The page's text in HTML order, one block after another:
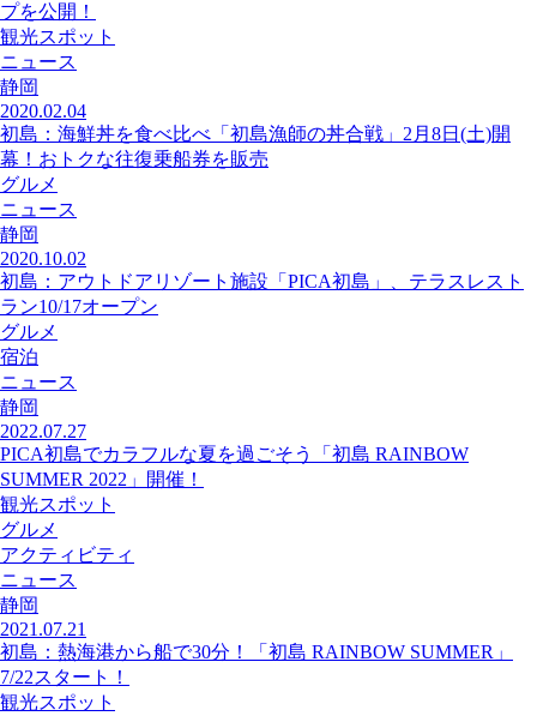
プを公開！
観光スポット
ニュース
静岡
2020.02.04
初島：海鮮丼を食べ比べ「初島漁師の丼合戦」2月8日(土)開
幕！おトクな往復乗船券を販売
グルメ
ニュース
静岡
2020.10.02
初島：アウトドアリゾート施設「PICA初島」、テラスレスト
ラン10/17オープン
グルメ
宿泊
ニュース
静岡
2022.07.27
PICA初島でカラフルな夏を過ごそう「初島 RAINBOW
SUMMER 2022」開催！
観光スポット
グルメ
アクティビティ
ニュース
静岡
2021.07.21
初島：熱海港から船で30分！「初島 RAINBOW SUMMER」
7/22スタート！
観光スポット